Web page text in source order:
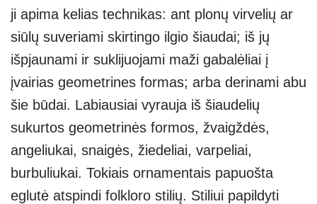
ji apima kelias technikas: ant plonų virvelių ar
siūlų suveriami skirtingo ilgio šiaudai; iš jų
išpjaunami ir suklijuojami maži gabalėliai į
įvairias geometrines formas; arba derinami abu
šie būdai. Labiausiai vyrauja iš šiaudelių
sukurtos geometrinės formos, žvaigždės,
angeliukai, snaigės, žiedeliai, varpeliai,
burbuliukai. Tokiais ornamentais papuošta
eglutė atspindi folkloro stilių. Stiliui papildyti